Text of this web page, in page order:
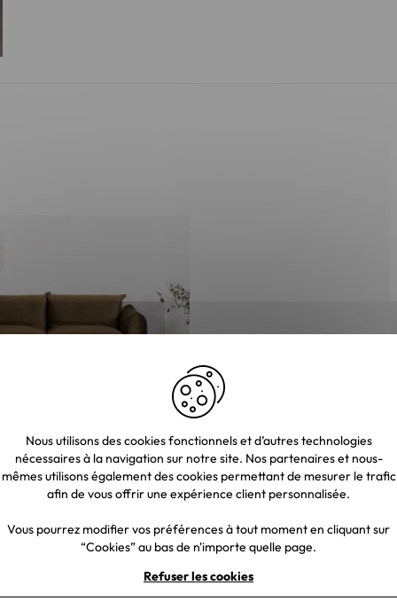
en tissu doux vert kaki
€
Meuble Casita Meuble Tissu
Nous utilisons des cookies fonctionnels et d’autres technologies
nécessaires à la navigation sur notre site. Nos partenaires et nous-
mêmes utilisons également des cookies permettant de mesurer le trafic
afin de vous offrir une expérience client personnalisée.
Vous pourrez modifier vos préférences à tout moment en cliquant sur
“Cookies” au bas de n'importe quelle page.
Refuser les cookies